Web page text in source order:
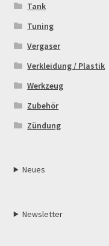
Tank
Tuning
Vergaser
Verkleidung / Plastik
Werkzeug
Zubehör
Zündung
Neues
Newsletter